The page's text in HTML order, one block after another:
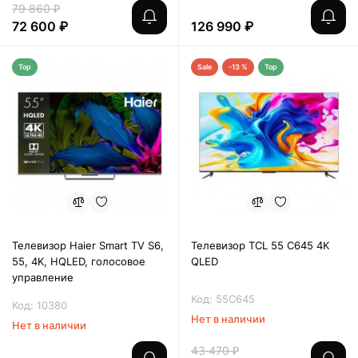
79 860 ₽
72 600 ₽ 126 990 ₽
Top
Телевизор Haier Smart TV S6,
55, 4K, HQLED, голосовое
управление
Код: 10380
Нет в наличии
Sale -13 % Top
Телевизор TCL 55 C645 4K
QLED
Код: 55C645
Нет в наличии
43 470 ₽